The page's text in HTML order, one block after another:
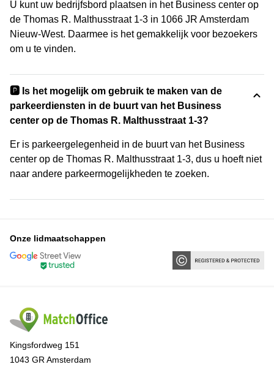
U kunt uw bedrijfsbord plaatsen in het Business center op
de Thomas R. Malthusstraat 1-3 in 1066 JR Amsterdam
Nieuw-West. Daarmee is het gemakkelijk voor bezoekers
om u te vinden.
🅿️ Is het mogelijk om gebruik te maken van de
parkeerdiensten in de buurt van het Business
center op de Thomas R. Malthusstraat 1-3?
Er is parkeergelegenheid in de buurt van het Business
center op de Thomas R. Malthusstraat 1-3, dus u hoeft niet
naar andere parkeermogelijkheden te zoeken.
Onze lidmaatschappen
Kingsfordweg 151
1043 GR Amsterdam